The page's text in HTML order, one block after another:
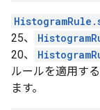
25、
20、
ルールを適用す
ます。